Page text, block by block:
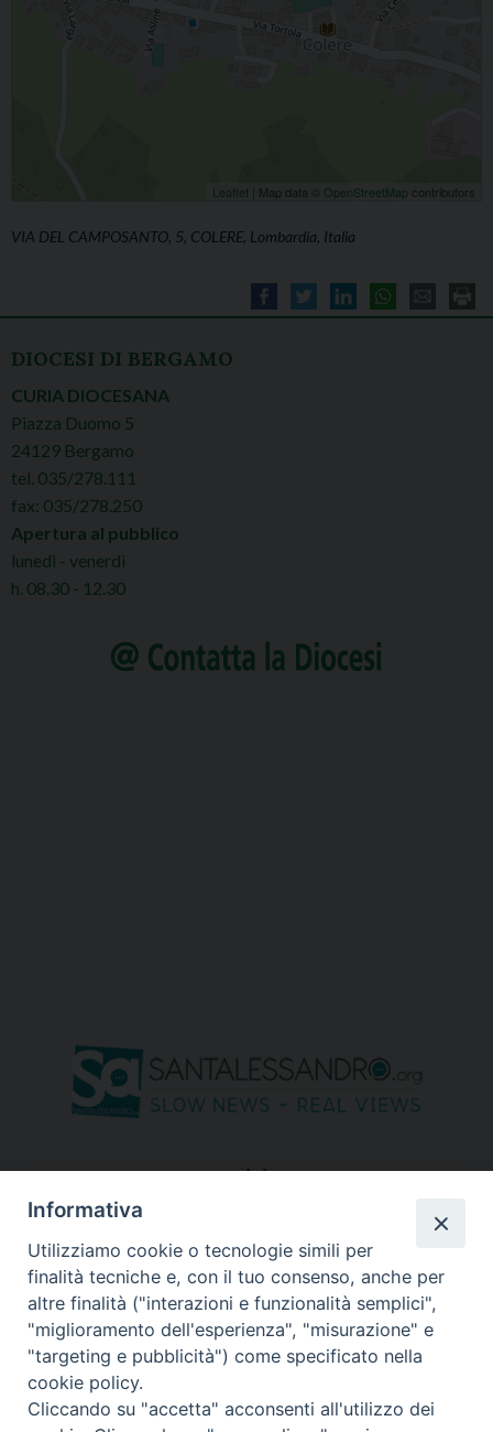
Leaflet | Map data © OpenStreetMap contributors
VIA DEL CAMPOSANTO, 5, COLERE, Lombardia, Italia
DIOCESI DI BERGAMO
CURIA DIOCESANA
Piazza Duomo 5
24129 Bergamo
tel. 035/278.111
fax: 035/278.250
Apertura al pubblico
lunedì - venerdì
h. 08.30 - 12.30
seguici su
Informativa
Utilizziamo cookie o tecnologie simili per
finalità tecniche e, con il tuo consenso, anche per
altre finalità ("interazioni e funzionalità semplici",
"miglioramento dell'esperienza", "misurazione" e
"targeting e pubblicità") come specificato nella
cookie policy.
Cliccando su "accetta" acconsenti all'utilizzo dei